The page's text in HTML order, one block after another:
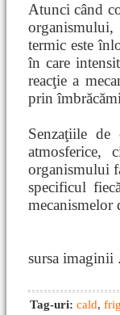
Atunci când
organismului,
termic este
în care
reacţie a
prin
Senzaţiile
atmosferice,
organismului
specificul
mecanismelor
sursa imaginii
Tag-uri: cald, frig